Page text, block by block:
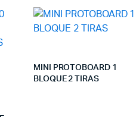
MINI PROTOBOARD 1
BLOQUE 2 TIRAS